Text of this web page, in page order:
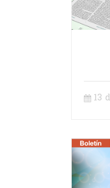
13